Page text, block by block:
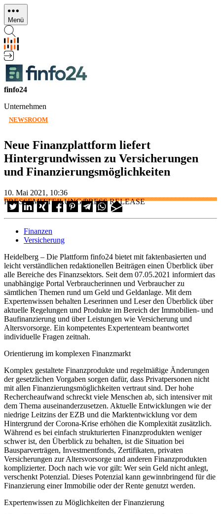
Direkt
zum
Inhalt
Menü
finfo24
Unternehmen
NEWSROOM
Neue Finanzplattform liefert
Hintergrundwissen zu Versicherungen
und Finanzierungsmöglichkeiten
10. Mai 2021, 10:36
PRESSEMITTEILUNG/PRESS RELEASE
Finanzen
Versicherung
Heidelberg – Die Plattform finfo24 bietet mit faktenbasierten und
leicht verständlichen redaktionellen Beiträgen einen Überblick über
alle Bereiche des Finanzsektors. Seit dem 07.05.2021 informiert das
unabhängige Portal Verbraucherinnen und Verbraucher zu
sämtlichen Themen rund um Geld und Geldanlage. Mit dem
Expertenwissen behalten Leserinnen und Leser den Überblick über
aktuelle Regelungen und Produkte im Bereich der Immobilien- und
Baufinanzierung und über Leistungen wie Versicherung und
Altersvorsorge. Ein kompetentes Expertenteam beantwortet
individuelle Fragen zeitnah.
Orientierung im komplexen Finanzmarkt
Komplex gestaltete Finanzprodukte und regelmäßige Änderungen
der gesetzlichen Vorgaben sorgen dafür, dass Privatpersonen nicht
mit allen Finanzierungsmöglichkeiten vertraut sind. Der hohe
Rechercheaufwand schreckt viele Menschen ab, sich intensiver mit
dem Thema auseinanderzusetzen. Aktuelle Entwicklungen wie der
niedrige Leitzins der EZB und die Marktentwicklung vor dem
Hintergrund der Corona-Krise erhöhen die Komplexität zusätzlich.
Während es bei einfach strukturierten Finanzprodukten weniger
schwer ist, den Überblick zu behalten, ist die Situation bei
Bausparverträgen, Investmentfonds, Zertifikaten, privaten
Versicherungen zur Altersvorsorge und anderen Finanzprodukten
komplizierter. Doch nach wie vor gilt: Wer sein Geld nicht anlegt,
verschenkt Potenzial. Dieses Potenzial kann gewinnbringend für die
Finanzierung einer Immobilie oder der Rente genutzt werden.
Expertenwissen zu Möglichkeiten der Finanzierung